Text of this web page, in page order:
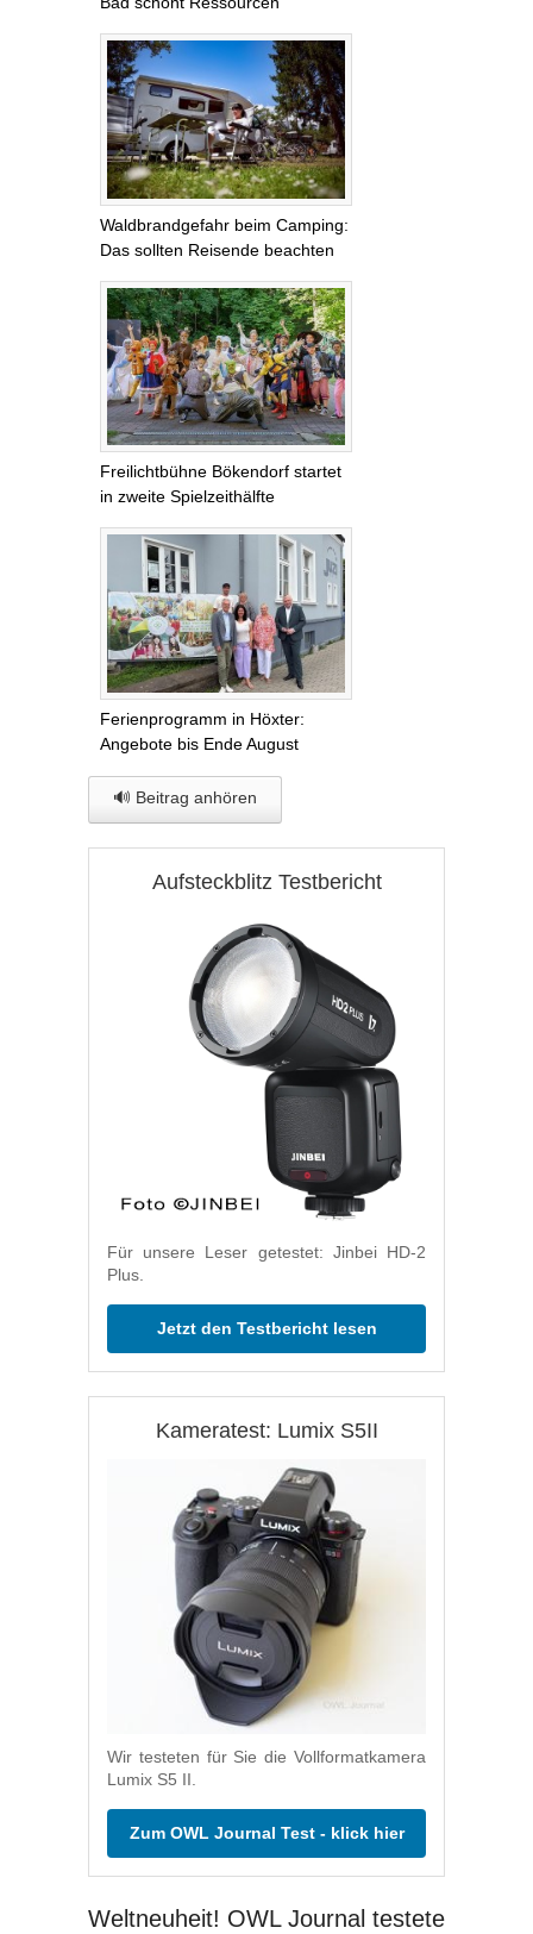
Waldbrandgefahr beim Camping:
Das sollten Reisende beachten
Freilichtbühne Bökendorf startet
in zweite Spielzeithälfte
Ferienprogramm in Höxter:
Angebote bis Ende August
🔊 Beitrag anhören
Aufsteckblitz Testbericht
Für unsere Leser getestet: Jinbei HD-2
Plus.
Jetzt den Testbericht lesen
Kameratest: Lumix S5II
Wir testeten für Sie die Vollformatkamera
Lumix S5 II.
Zum OWL Journal Test - klick hier
Weltneuheit! OWL Journal testete